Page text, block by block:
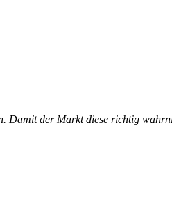
Damit der Markt diese richtig